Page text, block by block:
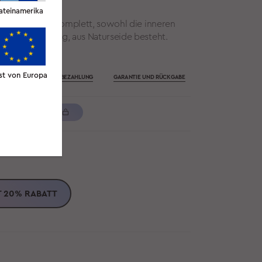
weil sie komplett, sowohl die inneren
die Füllung, aus Naturseide besteht.
LIEFERUNG UND BEZAHLUNG GARANTIE UND RÜCKGABE
ÜBER 245 CHF
20% RABATT
von Europa